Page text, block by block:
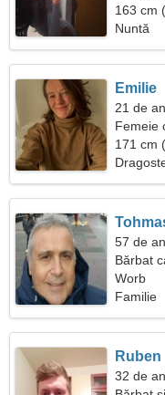
163 cm
Nuntă
Emilie
21 de
Femeie
171 cm
57 de
Bărbat
Worb
Familie
Ruben
32 de